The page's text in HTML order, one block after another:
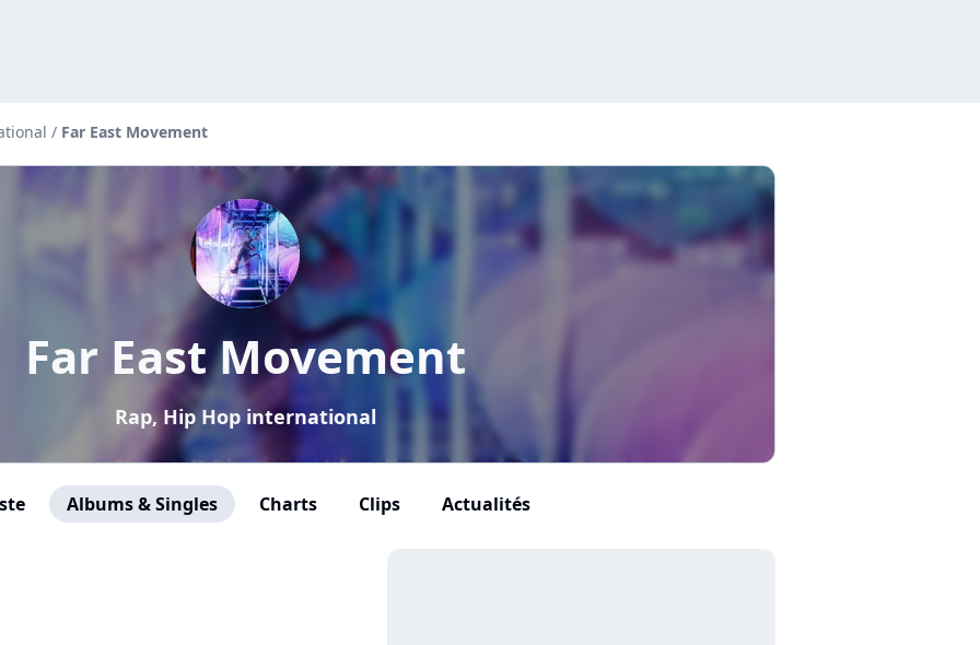
/ Far East Movement
Far East Movement
Rap, Hip Hop international
Albums & Singles Charts Clips Actualités